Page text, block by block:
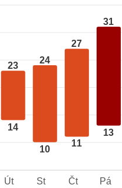
23
14
24
10
27
11
31
13
Út St Čt Pá